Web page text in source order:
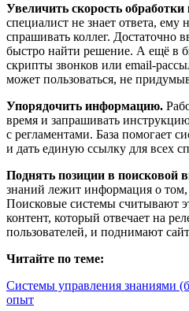
Увеличить скорость обработки
специалист не знает ответа, ему
спрашивать коллег. Достаточно
быстро найти решение. А ещё в
скрипты звонков или email-
может пользоваться, не
Упорядочить информацию.
время и запрашивать
с регламентами. База помогает
и дать единую ссылку для всех
Поднять позиции в поисковой
знаний лежит информация о том,
Поисковые системы считывают
контент, который отвечает на
пользователей, и поднимают
Читайте по теме:
Системы управления знаниями
опыт